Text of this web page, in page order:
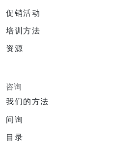
促销活动
培训方法
资源
咨询
我们的方法
问询
目录